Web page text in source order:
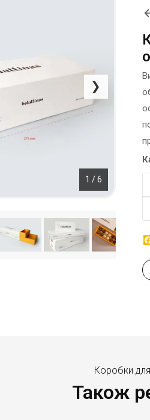
ПАПЕРОВІ СТАКАНИ
КОРОБКИ
ПОВІТРЯНІ КУЛІ
1 / 6
❯
Коробки
Також